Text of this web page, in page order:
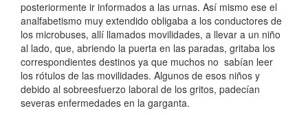
posteriormente ir informados a las urnas. Así mismo ese el
analfabetismo muy extendido obligaba a los conductores de
los microbuses, allí llamados movilidades, a llevar a un niño
al lado, que, abriendo la puerta en las paradas, gritaba los
correspondientes destinos ya que muchos no sabían leer
los rótulos de las movilidades. Algunos de esos niños y
debido al sobreesfuerzo laboral de los gritos, padecían
severas enfermedades en la garganta.